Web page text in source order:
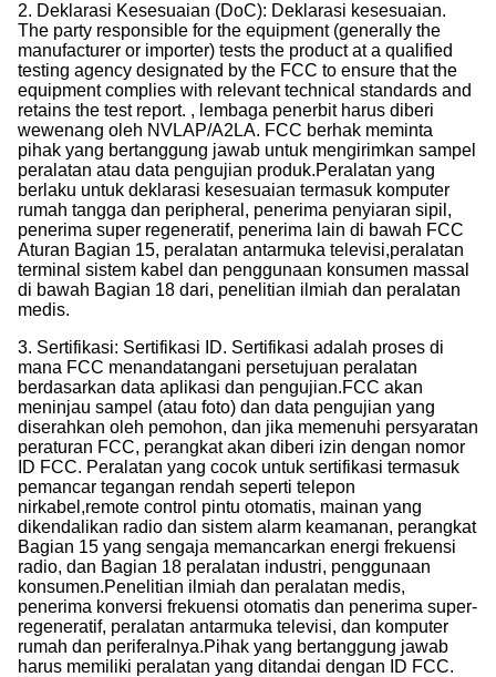
2. Deklarasi Kesesuaian (DoC): Deklarasi kesesuaian.
The party responsible for the equipment (generally the
manufacturer or importer) tests the product at a qualified
testing agency designated by the FCC to ensure that the
equipment complies with relevant technical standards and
retains the test report. , lembaga penerbit harus diberi
wewenang oleh NVLAP/A2LA. FCC berhak meminta
pihak yang bertanggung jawab untuk mengirimkan sampel
peralatan atau data pengujian produk.Peralatan yang
berlaku untuk deklarasi kesesuaian termasuk komputer
rumah tangga dan peripheral, penerima penyiaran sipil,
penerima super regeneratif, penerima lain di bawah FCC
Aturan Bagian 15, peralatan antarmuka televisi,peralatan
terminal sistem kabel dan penggunaan konsumen massal
di bawah Bagian 18 dari, penelitian ilmiah dan peralatan
medis.
3. Sertifikasi: Sertifikasi ID. Sertifikasi adalah proses di
mana FCC menandatangani persetujuan peralatan
berdasarkan data aplikasi dan pengujian.FCC akan
meninjau sampel (atau foto) dan data pengujian yang
diserahkan oleh pemohon, dan jika memenuhi persyaratan
peraturan FCC, perangkat akan diberi izin dengan nomor
ID FCC. Peralatan yang cocok untuk sertifikasi termasuk
pemancar tegangan rendah seperti telepon
nirkabel,remote control pintu otomatis, mainan yang
dikendalikan radio dan sistem alarm keamanan, perangkat
Bagian 15 yang sengaja memancarkan energi frekuensi
radio, dan Bagian 18 peralatan industri, penggunaan
konsumen.Penelitian ilmiah dan peralatan medis,
penerima konversi frekuensi otomatis dan penerima super-
regeneratif, peralatan antarmuka televisi, dan komputer
rumah dan periferalnya.Pihak yang bertanggung jawab
harus memiliki peralatan yang ditandai dengan ID FCC.